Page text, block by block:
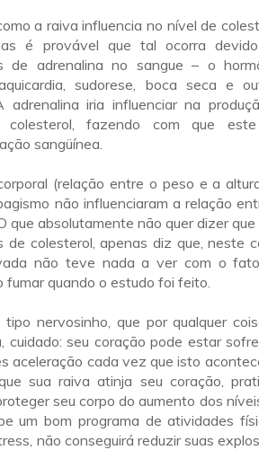
a raiva influencia no nível de
é provável que tal ocorra
de adrenalina no sangue – o
sudorese, boca seca e
adrenalina iria influenciar na
colesterol, fazendo com que
sangüínea.
(relação entre o peso e a
não influenciaram a relação
que absolutamente não quer dizer que
de colesterol, apenas diz que, neste
não teve nada a ver com o
fumar quando o estudo foi feito.
nervosinho, que por qualquer
cuidado: seu coração pode estar
aceleração cada vez que isto
sua raiva atinja seu coração,
seu corpo do aumento dos
um bom programa de atividades
não conseguirá reduzir suas